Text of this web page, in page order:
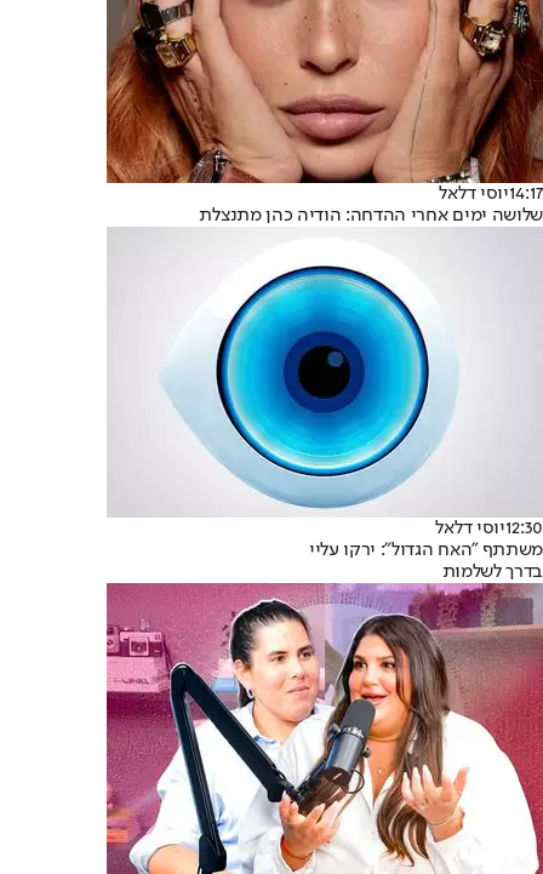
14:17יוסי דלאל
שלושה ימים אחרי ההדחה: הודיה כהן מתנצלת
12:30יוסי דלאל
משתתף "האח הגדול": ירקו עליי
בדרך לשלמות